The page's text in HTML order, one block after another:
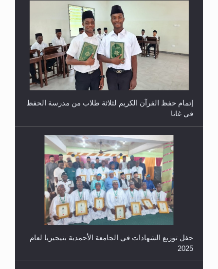
حفل توزيع الشهادات في الجامعة الأحمدية بنيجيريا لعام
2025
معرض القرآن الكريم لمدة ثلاثين يوما في مكتبة مدينة
ريهيماكي في فنلند